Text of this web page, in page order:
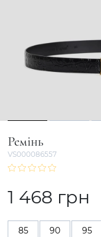
1 2
Ремінь
VS000086557
1 468 грн
85 90 95